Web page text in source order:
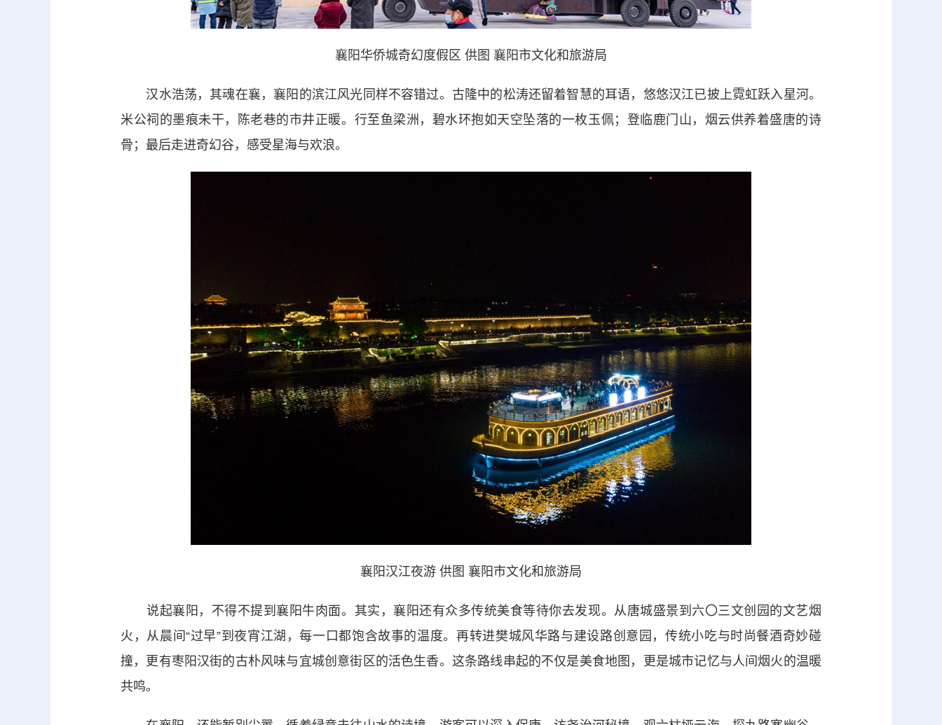
襄阳华侨城奇幻度假区 供图 襄阳市文化和旅游局
汉水浩荡，其魂在襄，襄阳的滨江风光同样不容错过。古隆中的松涛还留着智慧的耳语，悠悠汉江已披上霓虹跃入星河。
米公祠的墨痕未干，陈老巷的市井正暖。行至鱼梁洲，碧水环抱如天空坠落的一枚玉佩；登临鹿门山，烟云供养着盛唐的诗
骨；最后走进奇幻谷，感受星海与欢浪。
襄阳汉江夜游 供图 襄阳市文化和旅游局
说起襄阳，不得不提到襄阳牛肉面。其实，襄阳还有众多传统美食等待你去发现。从唐城盛景到六〇三文创园的文艺烟
火，从晨间“过早”到夜宵江湖，每一口都饱含故事的温度。再转进樊城风华路与建设路创意园，传统小吃与时尚餐酒奇妙碰
撞，更有枣阳汉街的古朴风味与宜城创意街区的活色生香。这条路线串起的不仅是美食地图，更是城市记忆与人间烟火的温暖
共鸣。